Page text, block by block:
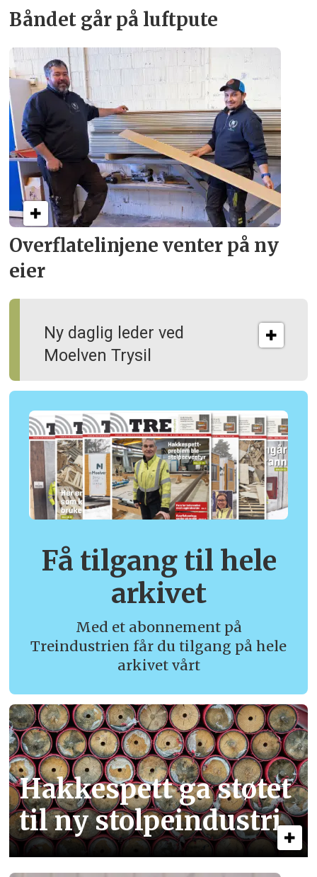
Overflate­linjene venter på ny
eier
Ny daglig leder ved
Moelven Trysil
Båndet går på luftpute
Få tilgang til hele
arkivet
Med et abonnement på
Treindustrien får du tilgang på hele
arkivet vårt
Hakkespett ga støtet
til ny stolpe­industri